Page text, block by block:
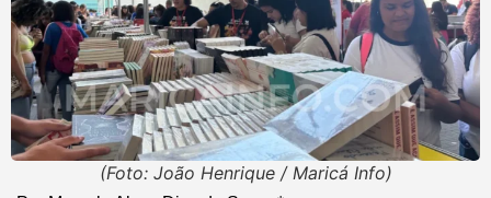
(Foto: João Henrique / Maricá Info)